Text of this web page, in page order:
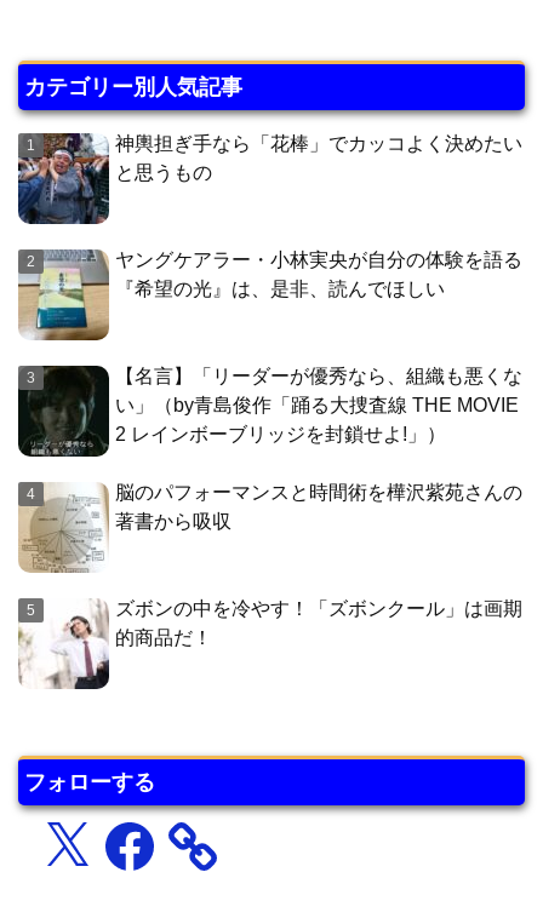
カテゴリー別人気記事
神輿担ぎ手なら「花棒」でカッコよく決めたい
と思うもの
ヤングケアラー・小林実央が自分の体験を語る
『希望の光』は、是非、読んでほしい
【名言】「リーダーが優秀なら、組織も悪くな
い」（by青島俊作「踊る大捜査線 THE MOVIE
2 レインボーブリッジを封鎖せよ!」）
脳のパフォーマンスと時間術を樺沢紫苑さんの
著書から吸収
ズボンの中を冷やす！「ズボンクール」は画期
的商品だ！
フォローする
X Facebook